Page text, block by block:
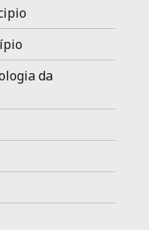
da